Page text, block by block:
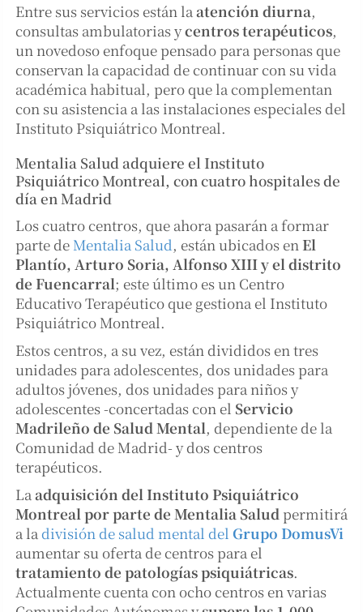
Entre sus servicios están laatención diurna,
consultas ambulatorias ycentros terapéuticos,
un novedoso enfoque pensado para personas que
conservan la capacidad de continuar con su vida
académica habitual, pero que la complementan
con su asistencia a las instalaciones especiales del
Instituto Psiquiátrico Montreal.
Mentalia Salud adquiere el Instituto
Psiquiátrico Montreal, con cuatro hospitales de
día en Madrid
Los cuatro centros, que ahora pasarán a formar
parte deMentalia Salud, están ubicados en El
Plantío, Arturo Soria, Alfonso XIII y el distrito
de Fuencarral; este último es un Centro
Educativo Terapéutico que gestiona el Instituto
Psiquiátrico Montreal.
Estos centros, a su vez, están divididos en tres
unidades para adolescentes, dos unidades para
adultos jóvenes, dos unidades para niños y
adolescentes -concertadas con el Servicio
Madrileño de Salud Mental, dependiente de la
Comunidad de Madrid- y dos centros
terapéuticos.
Laadquisición del Instituto Psiquiátrico
Montreal por parte de Mentalia Salud permitirá
a ladivisión de salud mental del Grupo DomusVi
aumentar su oferta de centros para el
tratamiento de patologías psiquiátricas.
Actualmente cuenta con ocho centros en varias